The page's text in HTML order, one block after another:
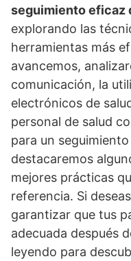
seguimiento eficaz
explorando las
herramientas más
avancemos,
comunicación, la
electrónicos de
personal de salud
para un
destacaremos
mejores prácticas
referencia. Si
garantizar que tus
adecuada después
leyendo para